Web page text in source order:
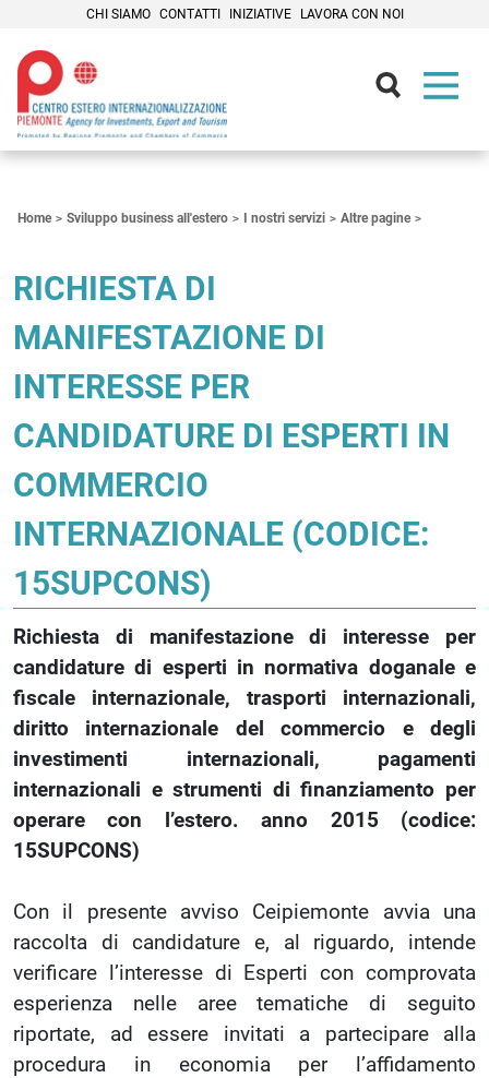
CHI SIAMO CONTATTI INIZIATIVE LAVORA CON NOI
Home Sviluppo business all'estero I nostri servizi Altre pagine
RICHIESTA DI
MANIFESTAZIONE DI
INTERESSE PER
CANDIDATURE DI ESPERTI IN
COMMERCIO
INTERNAZIONALE (CODICE:
15SUPCONS)
Richiesta di manifestazione di interesse per
candidature di esperti in normativa doganale e
fiscale internazionale, trasporti internazionali,
diritto internazionale del commercio e degli
investimenti internazionali, pagamenti
internazionali e strumenti di finanziamento per
operare con l’estero. anno 2015 (codice:
15SUPCONS)
Con il presente avviso Ceipiemonte avvia una
raccolta di candidature e, al riguardo, intende
verificare l’interesse di Esperti con comprovata
esperienza nelle aree tematiche di seguito
riportate, ad essere invitati a partecipare alla
procedura in economia per l’affidamento